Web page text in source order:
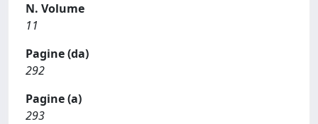
N. Volume
11
Pagine (da)
292
Pagine (a)
293